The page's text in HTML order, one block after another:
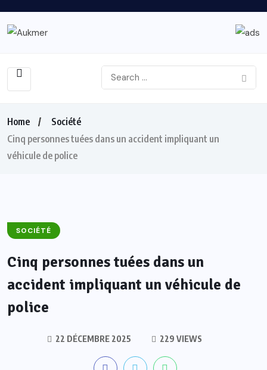
Home
Société
Cinq personnes tuées dans un accident impliquant un
véhicule de police
SOCIÉTÉ
Cinq personnes tuées dans un
accident impliquant un véhicule de
police
22 DÉCEMBRE 2025 229 VIEWS